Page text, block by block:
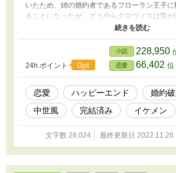
いたため、姉の婚約者であるフローラン王子
ることになったが、どうやらクロヴィスは気
ルベルティーヌを何とか都に帰らせようとして
地だろうが、ドラゴンがいようが気にしないア
たが、クロヴィスは秘密を持っていて……。 小
済みです。
24h.ポイント 0pt
小説 228,950
恋愛 66,402 位
恋愛 ハッピーエンド
婚約
中世風
完結済み イケメン
文字数 28,024 最終更新日 2022.11.26